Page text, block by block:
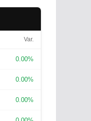
Var.
0.00%
0.00%
0.00%